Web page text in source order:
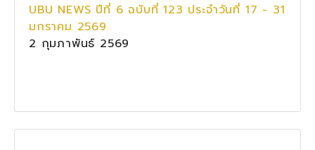
UBU NEWS ปีที่ 6 ฉบับที่ 123 ประจำวันที่ 17 - 31
มกราคม 2569
2 กุมภาพันธ์ 2569